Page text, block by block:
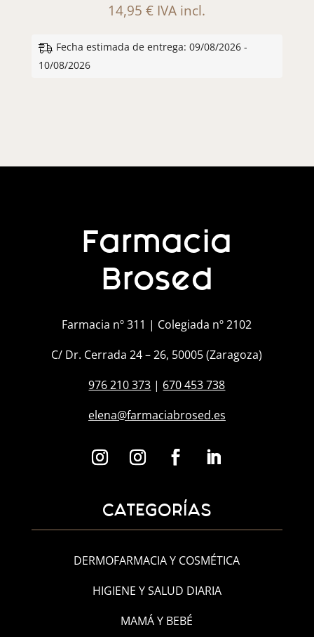
14,95€ IVA incl.
Fecha estimada de entrega: 09/08/2026 -
10/08/2026
Farmacia
Brosed
Farmacia nº 311 | Colegiada nº 2102
C/ Dr. Cerrada 24 – 26, 50005 (Zaragoza)
976 210 373 | 670 453 738
elena@farmaciabrosed.es
CATEGORÍAS
DERMOFARMACIA Y COSMÉTICA
HIGIENE Y SALUD DIARIA
MAMÁ Y BEBÉ